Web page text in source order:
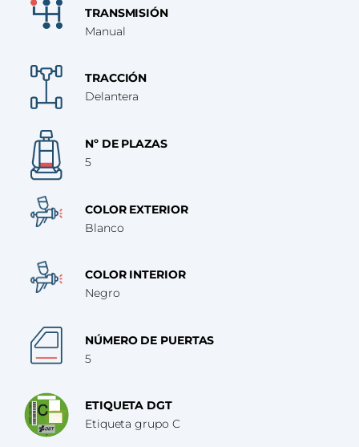
TRANSMISIÓN
Manual
TRACCIÓN
Delantera
Nº DE PLAZAS
5
COLOR EXTERIOR
Blanco
COLOR INTERIOR
Negro
NÚMERO DE PUERTAS
5
ETIQUETA DGT
Etiqueta grupo C